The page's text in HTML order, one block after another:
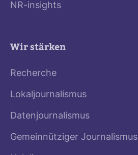
NR-insights
Wir stärken
Recherche
Lokaljournalismus
Datenjournalismus
Gemeinnütziger Journalismus